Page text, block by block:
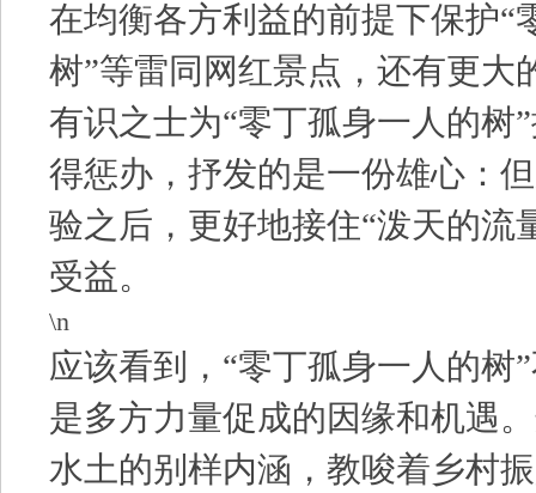
在均衡各方利益的前提下保护“
树”等雷同网红景点，还有更大
有识之士为“零丁孤身一人的树
得惩办，抒发的是一份雄心：
验之后，更好地接住“泼天的流
受益。
\n
应该看到，“零丁孤身一人的树
是多方力量促成的因缘和机遇
水土的别样内涵，教唆着乡村